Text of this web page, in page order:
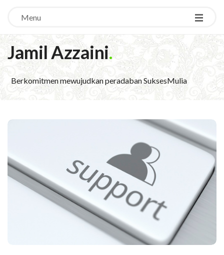
Menu
Jamil Azzaini.
Berkomitmen mewujudkan peradaban SuksesMulia